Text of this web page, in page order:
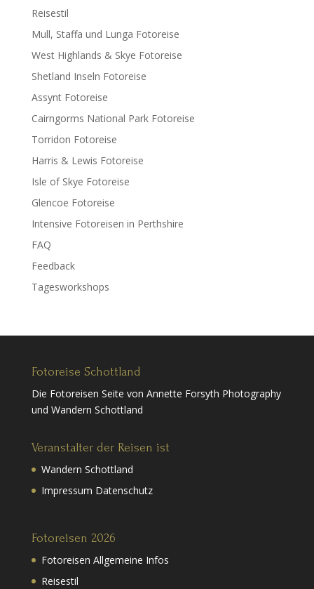
Reisestil
Mull, Staffa und Lunga Fotoreise
West Highlands & Skye Fotoreise
Shetland Inseln Fotoreise
Assynt Fotoreise
Cairngorms National Park Fotoreise
Torridon Fotoreise
Harris & Lewis Fotoreise
Isle of Skye Fotoreise
Glencoe Fotoreise
Intensive Fotoreisen in Perthshire
FAQ
Feedback
Tagesworkshops
Fotoreise Schottland
Die Fotoreisen Seite von Annette Forsyth Photography
und Wandern Schottland
Veranstalter der Reisen ist
Wandern Schottland
Impressum Datenschutz
Fotoreisen 2026
Fotoreisen Allgemeine Infos
Reisestil